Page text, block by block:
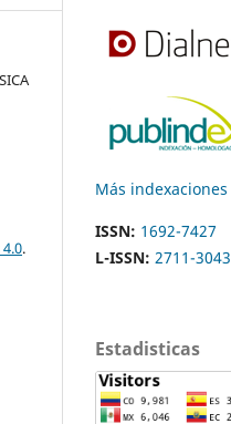
.
Más indexaciones
ISSN: 1692-7427
L-ISSN: 2711-3043
Estadisticas